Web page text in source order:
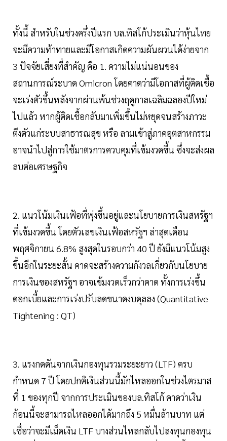
ทั้งนี้ สำหรับในช่วงครึ่งปีแรก บล.ทิสโก้ประเมินว่าหุ้นไทย
จะมีความท้าทายและมีโอกาสเกิดความผันผวนได้ง่ายจาก
3 ปัจจัยเสี่ยงที่สำคัญ คือ 1. ความไม่แน่นอนของ
สถานการณ์ระบาด Omicron โดยคาดว่ามีโอกาสที่ผู้ติดเชื้อ
จะเร่งตัวขึ้นหลังจากผ่านพ้นช่วงฤดูกาลเฉลิมฉลองปีใหม่
ไปแล้ว หากผู้ติดเชื้อกลับมาเพิ่มขึ้นไม่หยุดจนสร้างภาวะ
ตึงตัวแก่ระบบสาธารณสุข หรือ ลามเข้าสู่ภาคอุตสาหกรรม
อาจนำไปสู่การใช้มาตรการควบคุมที่เข้มงวดขึ้น ซึ่งจะส่งผล
ลบต่อเศรษฐกิจ
2. แนวโน้มเงินเฟ้อที่พุ่งขึ้นอยู่และนโยบายการเงินสหรัฐฯ
ที่เข้มงวดขึ้น โดยตัวเลขเงินเฟ้อสหรัฐฯ ล่าสุดเดือน
พฤศจิกายน 6.8% สูงสุดในรอบกว่า 40 ปี ยังมีแนวโน้มสูง
ขึ้นอีกในระยะสั้น คาดจะสร้างความกังวลเกี่ยวกับนโยบาย
การเงินของสหรัฐฯ อาจเข้มงวดเร็วกว่าคาด ทั้งการเร่งขึ้น
ดอกเบี้ยและการเร่งปรับลดขนาดงบดุลลง (Quantitative
Tightening : QT)
3. แรงกดดันจากเงินกองทุนรวมระยะยาว (LTF) ครบ
กำหนด 7 ปี โดยปกติเงินส่วนนี้มักไหลออกในช่วงไตรมาส
ที่ 1 ของทุกปี จากการประเมินของบล.ทิสโก้ คาดว่าเงิน
ก้อนนี้จะสามารถไหลออกได้มากถึง 5 หมื่นล้านบาท แต่
เชื่อว่าจะมีเม็ดเงิน LTF บางส่วนไหลกลับไปลงทุนกองทุน